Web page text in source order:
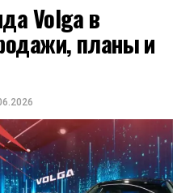
Volga в
планы и